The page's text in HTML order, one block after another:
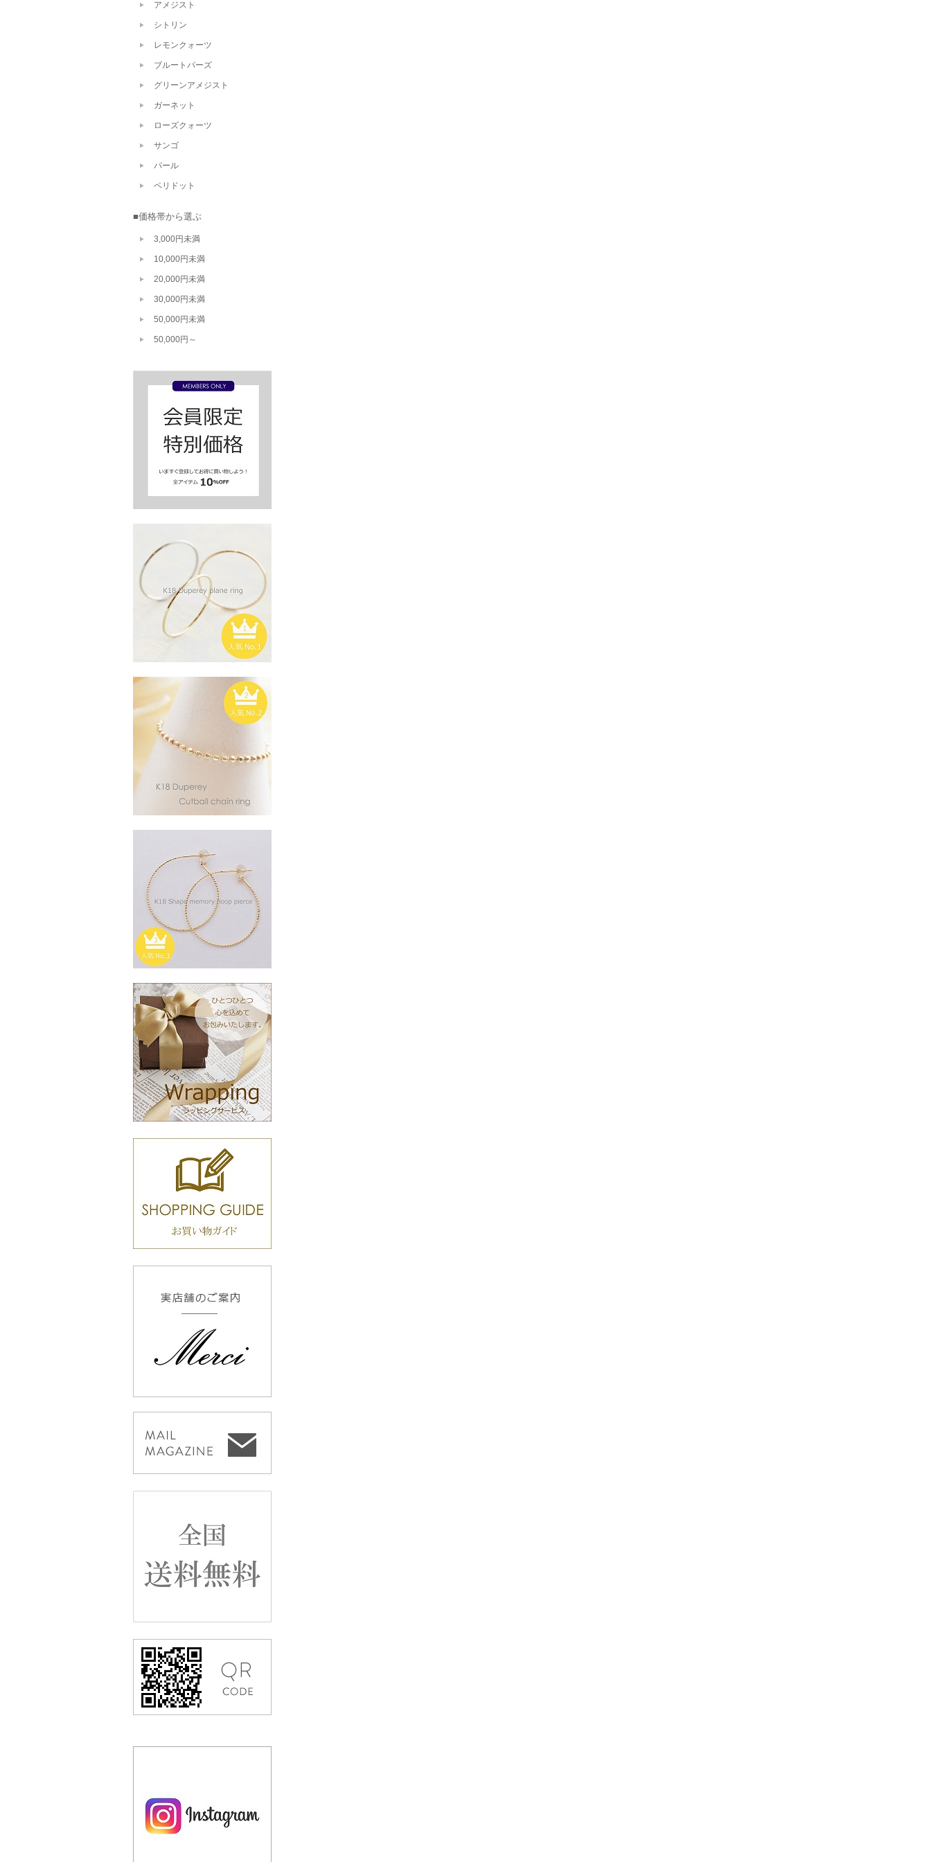
アメジスト
シトリン
レモンクォーツ
ブルートパーズ
グリーンアメジスト
ガーネット
ローズクォーツ
サンゴ
パール
ペリドット
■価格帯から選ぶ
3,000円未満
10,000円未満
20,000円未満
30,000円未満
50,000円未満
50,000円～